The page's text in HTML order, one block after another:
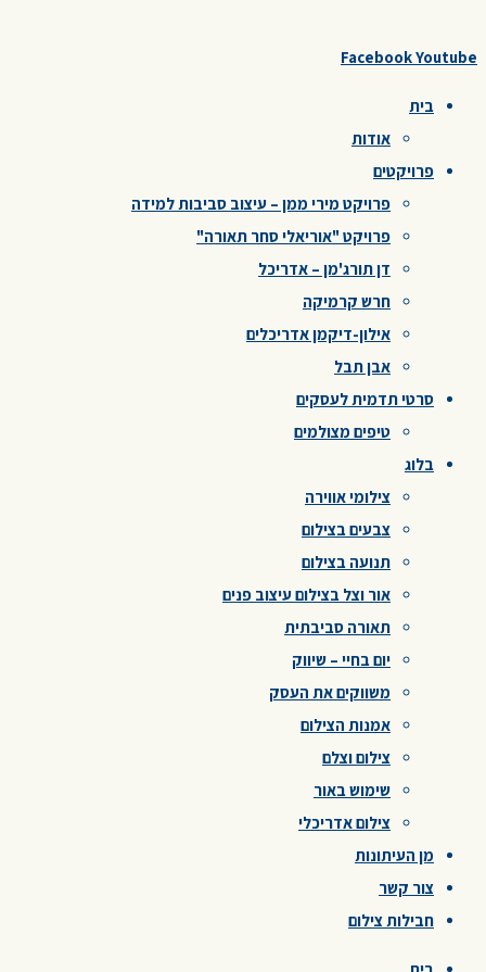
FacebookYoutube
בית
אודות
פרויקטים
פרויקט מירי ממן – עיצוב סביבות למידה
פרויקט "אוריאלי סחר תאורה"
דן תורג'מן – אדריכל
חרש קרמיקה
אילון-דיקמן אדריכלים
אבן תבל
סרטי תדמית לעסקים
טיפים מצולמים
בלוג
צילומי אווירה
צבעים בצילום
תנועה בצילום
אור וצל בצילום עיצוב פנים
תאורה סביבתית
יום בחיי – שיווק
משווקים את העסק
אמנות הצילום
צילום וצלם
שימוש באור
צילום אדריכלי
מן העיתונות
צור קשר
חבילות צילום